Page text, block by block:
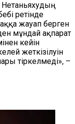
ретінде
жауап берген
мұндай ақпарат
кейін
жеткізілуін
тіркелмеді», –